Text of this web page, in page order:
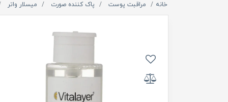
خانه مراقبت پوست پاک کننده صورت میسلار واتر